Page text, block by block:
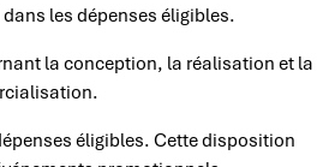
les dépenses éligibles.
la conception, la réalisation et la
éligibles. Cette disposition